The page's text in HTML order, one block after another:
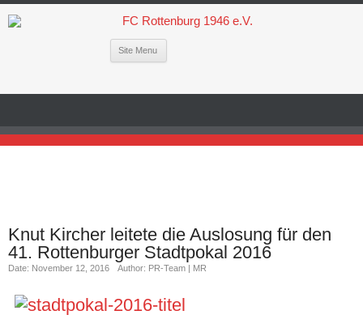
Site Menu
Knut Kircher leitete die Auslosung für den
41. Rottenburger Stadtpokal 2016
Date: November 12, 2016 Author: PR-Team | MR